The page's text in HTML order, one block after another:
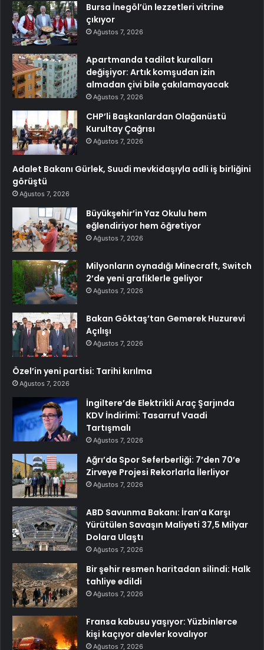
Bursa İnegöl’ün lezzetleri vitrine
çıkıyor
Ağustos 7, 2026
Apartmanda tadilat kuralları
değişiyor: Artık komşudan izin
almadan çivi bile çakılamayacak
Ağustos 7, 2026
CHP’li Başkanlardan Olağanüstü
Kurultay Çağrısı
Ağustos 7, 2026
Adalet Bakanı Gürlek, Suudi mevkidaşıyla adli iş birliğini
görüştü
Ağustos 7, 2026
Büyükşehir’in Yaz Okulu hem
eğlendiriyor hem öğretiyor
Ağustos 7, 2026
Milyonların oynadığı Minecraft, Switch
2’de yeni grafiklerle geliyor
Ağustos 7, 2026
Bakan Göktaş’tan Gemerek Huzurevi
Açılışı
Ağustos 7, 2026
Özel’in yeni partisi: Tarihi kırılma
Ağustos 7, 2026
İngiltere’de Elektrikli Araç Şarjında
KDV İndirimi: Tasarruf Vaadi
Tartışmalı
Ağustos 7, 2026
Ağrı’da Spor Seferberliği: 7’den 70’e
Zirveye Projesi Rekorlarla İlerliyor
Ağustos 7, 2026
ABD Savunma Bakanı: İran’a Karşı
Yürütülen Savaşın Maliyeti 37,5 Milyar
Dolara Ulaştı
Ağustos 7, 2026
Bir şehir resmen haritadan silindi: Halk
tahliye edildi
Ağustos 7, 2026
Fransa kabusu yaşıyor: Yüzbinlerce
kişi kaçıyor alevler kovalıyor
Ağustos 7, 2026